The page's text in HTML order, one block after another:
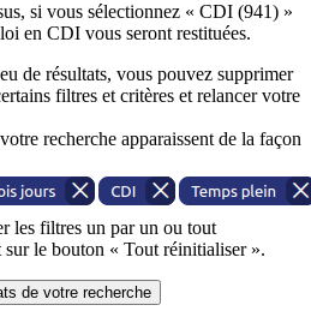
si vous sélectionnez « CDI (941) »
en CDI vous seront restituées.
de résultats, vous pouvez supprimer
filtres et critères et relancer votre
recherche apparaissent de la façon
les filtres un par un ou tout
le bouton « Tout réinitialiser ».
de votre recherche